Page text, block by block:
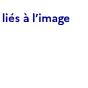
à l’image